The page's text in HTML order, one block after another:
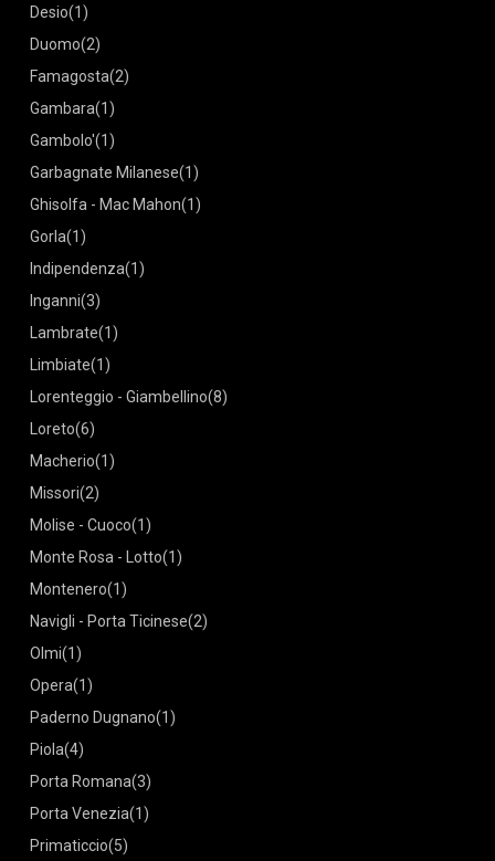
Desio(1)
Duomo(2)
Famagosta(2)
Gambara(1)
Gambolo'(1)
Garbagnate Milanese(1)
Ghisolfa - Mac Mahon(1)
Gorla(1)
Indipendenza(1)
Inganni(3)
Lambrate(1)
Limbiate(1)
Lorenteggio - Giambellino(8)
Loreto(6)
Macherio(1)
Missori(2)
Molise - Cuoco(1)
Monte Rosa - Lotto(1)
Montenero(1)
Navigli - Porta Ticinese(2)
Olmi(1)
Opera(1)
Paderno Dugnano(1)
Piola(4)
Porta Romana(3)
Porta Venezia(1)
Primaticcio(5)